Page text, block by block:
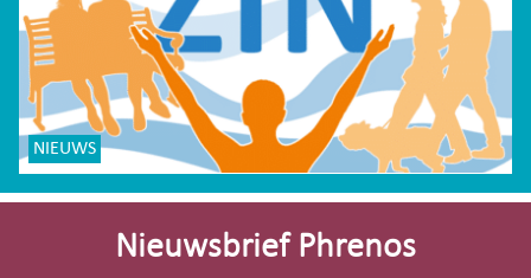
NIEUWS
Site-
Nieuwsbrief Phrenos